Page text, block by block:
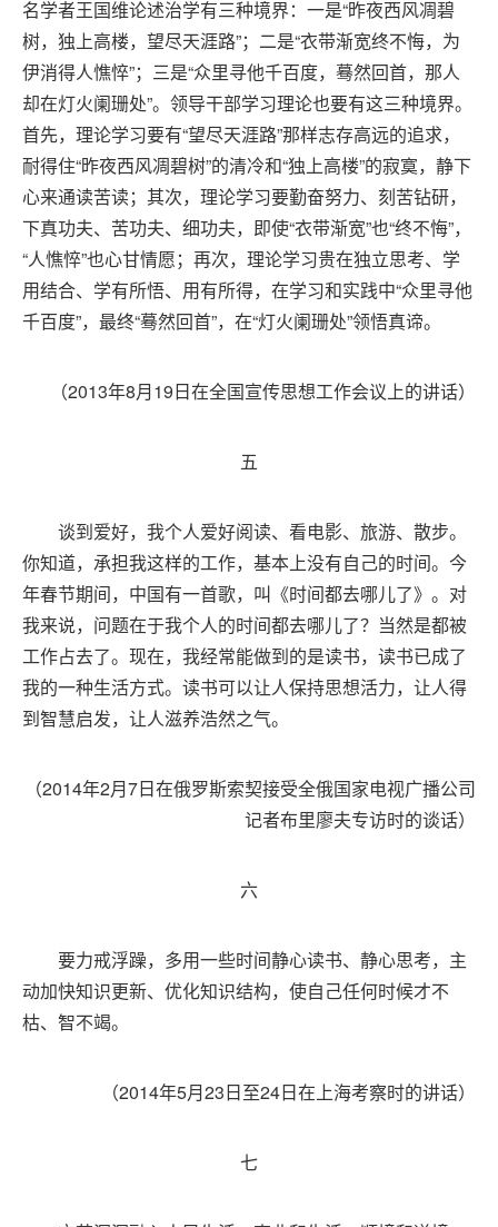
名学者王国维论述治学有三种境界：一是“昨夜西风凋碧
树，独上高楼，望尽天涯路”；二是“衣带渐宽终不悔，为
伊消得人憔悴”；三是“众里寻他千百度，蓦然回首，那人
却在灯火阑珊处”。领导干部学习理论也要有这三种境界。
首先，理论学习要有“望尽天涯路”那样志存高远的追求，
耐得住“昨夜西风凋碧树”的清冷和“独上高楼”的寂寞，静下
心来通读苦读；其次，理论学习要勤奋努力、刻苦钻研，
下真功夫、苦功夫、细功夫，即使“衣带渐宽”也“终不悔”，
“人憔悴”也心甘情愿；再次，理论学习贵在独立思考、学
用结合、学有所悟、用有所得，在学习和实践中“众里寻他
千百度”，最终“蓦然回首”，在“灯火阑珊处”领悟真谛。
（2013年8月19日在全国宣传思想工作会议上的讲话）
五
谈到爱好，我个人爱好阅读、看电影、旅游、散步。
你知道，承担我这样的工作，基本上没有自己的时间。今
年春节期间，中国有一首歌，叫《时间都去哪儿了》。对
我来说，问题在于我个人的时间都去哪儿了？当然是都被
工作占去了。现在，我经常能做到的是读书，读书已成了
我的一种生活方式。读书可以让人保持思想活力，让人得
到智慧启发，让人滋养浩然之气。
（2014年2月7日在俄罗斯索契接受全俄国家电视广播公司
记者布里廖夫专访时的谈话）
六
要力戒浮躁，多用一些时间静心读书、静心思考，主
动加快知识更新、优化知识结构，使自己任何时候才不
枯、智不竭。
（2014年5月23日至24日在上海考察时的讲话）
七